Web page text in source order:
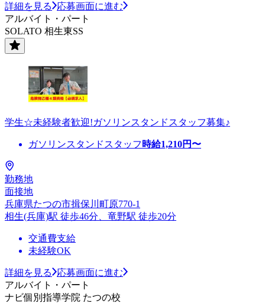
詳細を見る
応募画面に進む
アルバイト・パート
SOLATO 相生東SS
学生☆未経験者歓迎!ガソリンスタンドスタッフ募集♪
ガソリンスタンドスタッフ 時給1,210円〜
勤務地
面接地
兵庫県たつの市揖保川町原770-1
相生(兵庫)駅 徒歩46分、竜野駅 徒歩20分
交通費支給
未経験OK
詳細を見る
応募画面に進む
アルバイト・パート
ナビ個別指導学院 たつの校